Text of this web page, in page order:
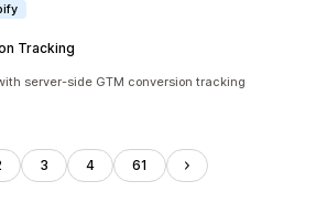
Tracking
server-side GTM conversion tracking
3 4 61